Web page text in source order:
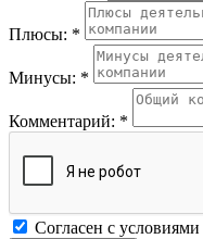
Плюсы: *
Минусы: *
Комментарий: *
Согласен с условиями